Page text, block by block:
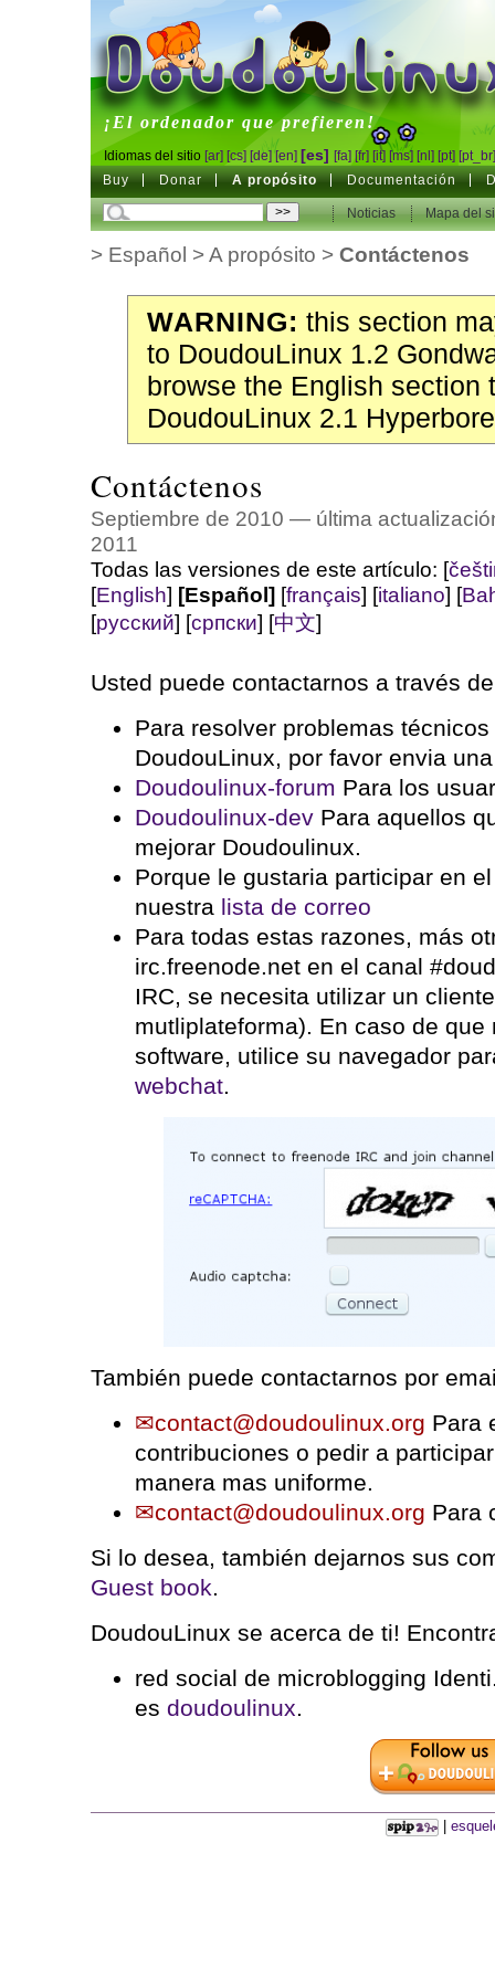
DoudouLinux
¡El ordenador que prefieren!
Idiomas del sitio [ar] [cs] [de] [en] [es] [fa] [fr] [it] [ms] [nl] [pt]
Buy Donar A propósito Documentación
Noticias Mapa del
> Español >A propósito > Contáctenos
WARNING: this section
to DoudouLinux 1.2
browse the English section
DoudouLinux 2.1
Contáctenos
Septiembre de 2010 — última
2011
Todas las versiones de este artículo: [
[English] [Español] [français] [italiano] [
[русский] [српски] [中文]
Usted puede contactarnos a través
Para resolver problemas
DoudouLinux, por favor envia
Doudoulinux-forum Para los
Doudoulinux-devPara aquellos
mejorar Doudoulinux.
Porque le gustaria participar en
nuestra lista de correo
Para todas estas razones, más
irc.freenode.net en el canal
IRC, se necesita utilizar un
mutliplateforma). En caso de
software, utilice su navegador
webchat.
También puede contactarnos por
contact@doudoulinux.org Para
contribuciones o pedir a
manera mas uniforme.
contact@doudoulinux.org Para
Si lo desea, también dejarnos sus
Guest book.
DoudouLinux se acerca de ti!
red social de microblogging
es doudoulinux.